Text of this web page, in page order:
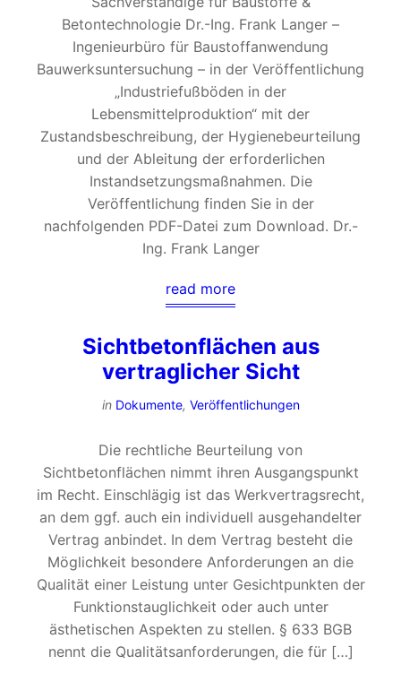
Betontechnologie Dr.-Ing. Frank Langer –
Ingenieurbüro für Baustoffanwendung
Bauwerksuntersuchung – in der Veröffentlichung
„Industriefußböden in der
Lebensmittelproduktion“ mit der
Zustandsbeschreibung, der Hygienebeurteilung
und der Ableitung der erforderlichen
Instandsetzungsmaßnahmen. Die
Veröffentlichung finden Sie in der
nachfolgenden PDF-Datei zum Download. Dr.-
Ing. Frank Langer
read more
Sichtbetonflächen aus
vertraglicher Sicht
in Dokumente, Veröffentlichungen
Die rechtliche Beurteilung von
Sichtbetonflächen nimmt ihren Ausgangspunkt
im Recht. Einschlägig ist das Werkvertragsrecht,
an dem ggf. auch ein individuell ausgehandelter
Vertrag anbindet. In dem Vertrag besteht die
Möglichkeit besondere Anforderungen an die
Qualität einer Leistung unter Gesichtpunkten der
Funktionstauglichkeit oder auch unter
ästhetischen Aspekten zu stellen. § 633 BGB
nennt die Qualitätsanforderungen, die für […]